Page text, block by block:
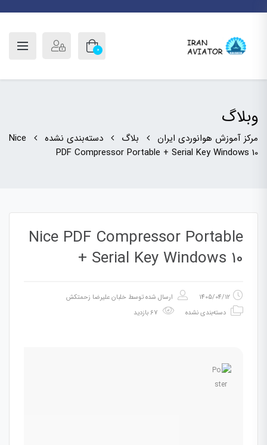
0
وبلاگ
مرکز آموزش هوانوردی ایران بلاگ دسته‌بندی نشده
Nice
PDF Compressor Portable + Serial Key Windows 10
Nice PDF Compressor Portable
+ Serial Key Windows 10
1405/04/12 ارسال شده توسط خلبان علیرضا زحمتکش
دسته‌بندی نشده